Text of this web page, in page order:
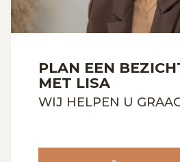
PLAN EEN
MET LISA
WIJ HELPEN U